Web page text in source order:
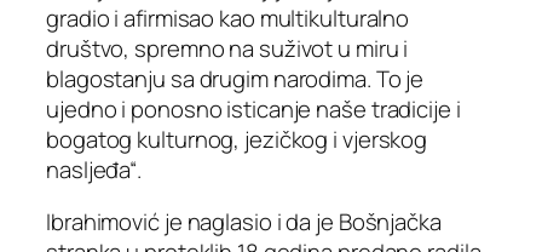
gradio i afirmisao kao multikulturalno
društvo, spremno na suživot u miru i
blagostanju sa drugim narodima. To je
ujedno i ponosno isticanje naše tradicije i
bogatog kulturnog, jezičkog i vjerskog
nasljeđa“.
Ibrahimović je naglasio i da je Bošnjačka